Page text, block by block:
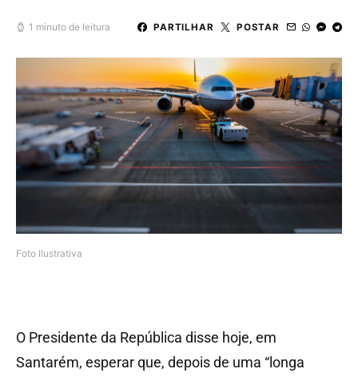
1 minuto de leitura PARTILHAR POSTAR
Foto Ilustrativa
O Presidente da República disse hoje, em
Santarém, esperar que, depois de uma “longa